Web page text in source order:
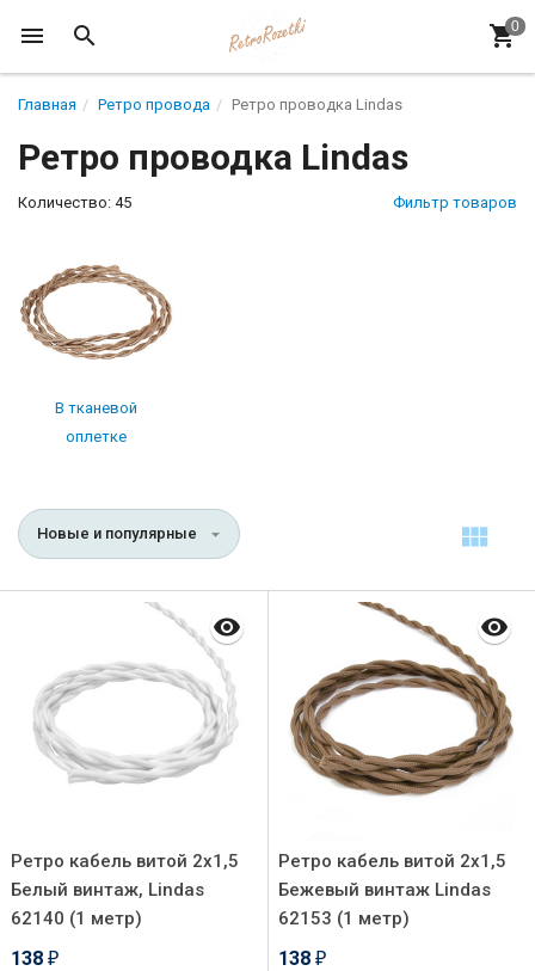
Главная Ретро провода Ретро проводка Lindas
Ретро проводка Lindas
Количество: 45 Фильтр товаров
В тканевой
оплетке
Новые и популярные
Ретро кабель витой 2x1,5
Белый винтаж, Lindas
62140 (1 метр)
138 ₽
Ретро кабель витой 2x1,5
Бежевый винтаж Lindas
62153 (1 метр)
138 ₽